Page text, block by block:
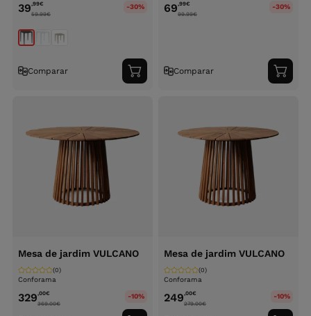
39,99€
59.99€
-30%
Comparar
Adicionar
ao
69,99€
99.99€
-30%
Comparar
ao
Mesa de jardim VULCANO
Conforama
(0)
329,00€
369.00€
-10%
Mesa de jardim VULCANO
Conforama
(0)
249,00€
279.00€
-10%